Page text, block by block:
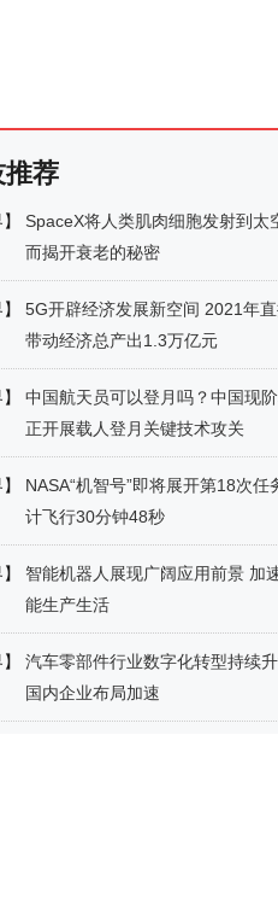
荐
】
SpaceX将人类肌肉细胞发射到太
而揭开衰老的秘密
】
5G开辟经济发展新空间 2021年
带动经济总产出1.3万亿元
】
中国航天员可以登月吗？中国现
正开展载人登月关键技术攻关
】
NASA“机智号”即将展开第18次任
计飞行30分钟48秒
】
智能机器人展现广阔应用前景 加
能生产生活
】
汽车零部件行业数字化转型持续
国内企业布局加速